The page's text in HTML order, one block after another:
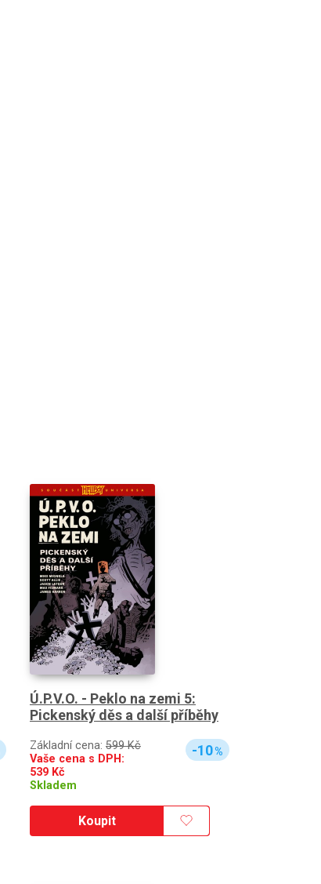
Ú.P.V.O. - Peklo na zemi 5:
Pickenský děs a další příběhy
Základní cena: 599 Kč
Vaše cena s DPH:
539 Kč
Skladem
-10%
Koupit